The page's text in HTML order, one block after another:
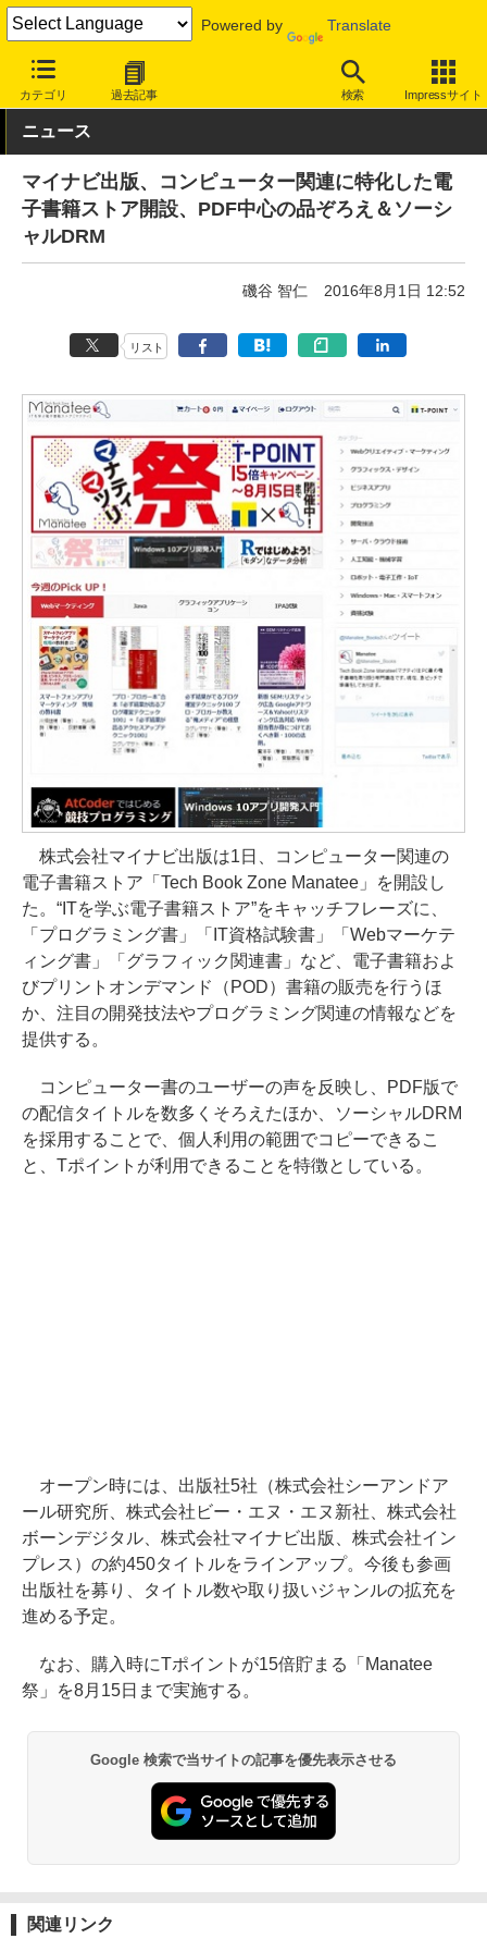
Powered by Translate
カテゴリ 過去記事 検索 Impressサイト
INTERNET Watch トピック
ニュース
マイナビ出版、コンピューター関連に特化した電
子書籍ストア開設、PDF中心の品ぞろえ＆ソーシ
ャルDRM
磯谷 智仁 2016年8月1日 12:52
リスト
株式会社マイナビ出版は1日、コンピューター関連の
電子書籍ストア「Tech Book Zone Manatee」を開設し
た。“ITを学ぶ電子書籍ストア”をキャッチフレーズに、
「プログラミング書」「IT資格試験書」「Webマーケテ
ィング書」「グラフィック関連書」など、電子書籍およ
びプリントオンデマンド（POD）書籍の販売を行うほ
か、注目の開発技法やプログラミング関連の情報などを
提供する。
コンピューター書のユーザーの声を反映し、PDF版で
の配信タイトルを数多くそろえたほか、ソーシャルDRM
を採用することで、個人利用の範囲でコピーできるこ
と、Tポイントが利用できることを特徴としている。
オープン時には、出版社5社（株式会社シーアンドア
ール研究所、株式会社ビー・エヌ・エヌ新社、株式会社
ボーンデジタル、株式会社マイナビ出版、株式会社イン
プレス）の約450タイトルをラインアップ。今後も参画
出版社を募り、タイトル数や取り扱いジャンルの拡充を
進める予定。
なお、購入時にTポイントが15倍貯まる「Manatee
祭」を8月15日まで実施する。
Google 検索で当サイトの記事を優先表示させる
関連リンク